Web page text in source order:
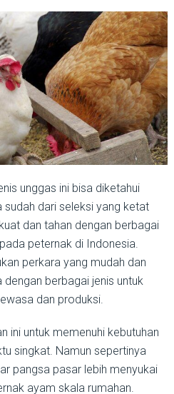
unggas ini bisa diketahui
sudah dari seleksi yang ketat
dan tahan dengan berbagai
peternak di Indonesia.
perkara yang mudah dan
berbagai jenis untuk
dan produksi.
ini untuk memenuhi kebutuhan
singkat. Namun sepertinya
pangsa pasar lebih menyukai
ayam skala rumahan.